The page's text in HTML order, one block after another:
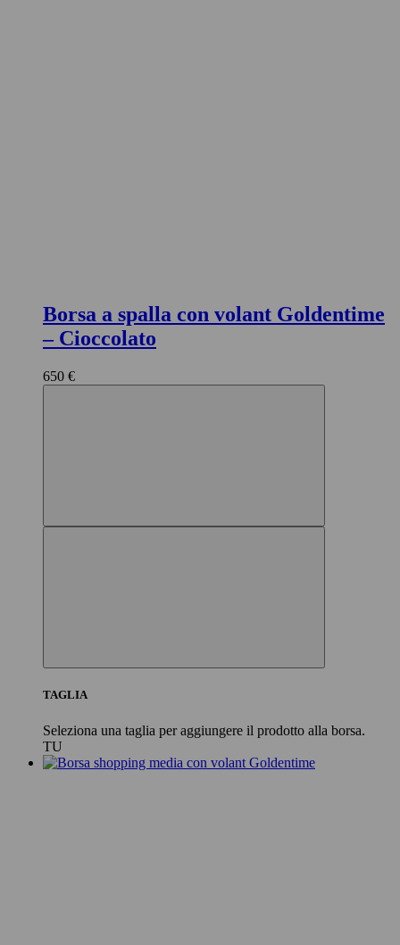
Borsa a spalla con volant Goldentime
– Cioccolato
650 €
TAGLIA
Seleziona una taglia per aggiungere il prodotto alla borsa.
TU